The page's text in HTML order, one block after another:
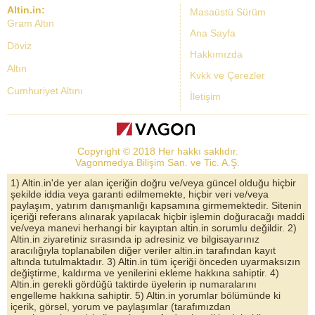
Masaüstü Sürüm
Ana Sayfa
Hakkımızda
Kvkk ve Çerezler
İletişim
Altin.in:
Gram Altın
Döviz
Altın
Cumhuriyet Altını
Dolar Kuru
Altın Yorumları
Döviz Kurları
Çeyrek Altın
Bitcoin
Euro/Dolar Parite
Sterlin
Copyright © 2018 Her hakkı saklıdır.
Vagonmedya Bilişim San. ve Tic. A.Ş.
1) Altin.in'de yer alan içeriğin doğru ve/veya güncel olduğu hiçbir
şekilde iddia veya garanti edilmemekte, hiçbir veri ve/veya
paylaşım, yatırım danışmanlığı kapsamına girmemektedir. Sitenin
içeriği referans alınarak yapılacak hiçbir işlemin doğuracağı maddi
ve/veya manevi herhangi bir kayıptan altin.in sorumlu değildir. 2)
Altin.in ziyaretiniz sırasında ip adresiniz ve bilgisayarınız
aracılığıyla toplanabilen diğer veriler altin.in tarafından kayıt
altında tutulmaktadır. 3) Altin.in tüm içeriği önceden uyarmaksızın
değiştirme, kaldırma ve yenilerini ekleme hakkına sahiptir. 4)
Altin.in gerekli gördüğü taktirde üyelerin ip numaralarını
engelleme hakkına sahiptir. 5) Altin.in yorumlar bölümünde ki
içerik, görsel, yorum ve paylaşımlar (tarafımızdan